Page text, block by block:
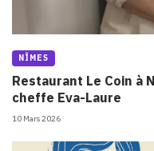
NÎMES
Restaurant Le Coin à
cheffe Eva-Laure
10 Mars 2026